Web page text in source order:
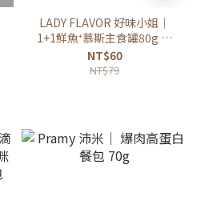
LADY FLAVOR 好味小姐｜
1+1鮮魚⁺慕斯主食罐80g 貓
咪主食罐 好味小姐主食罐
NT$60
NT$79